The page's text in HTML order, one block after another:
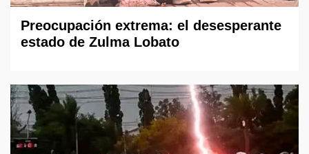
Preocupación extrema: el desesperante
estado de Zulma Lobato